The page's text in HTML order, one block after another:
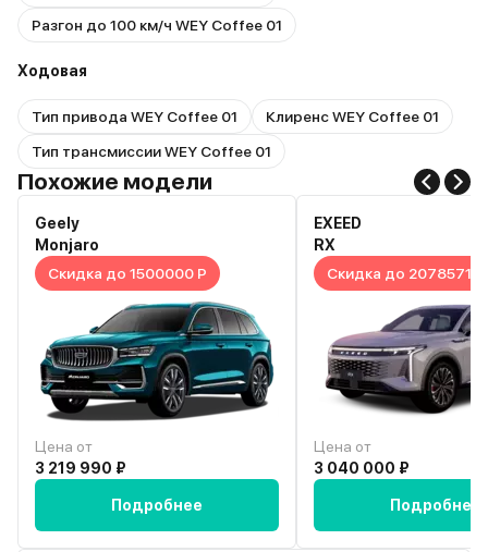
Разгон до 100 км/ч WEY Coffee 01
Ходовая
Тип привода WEY Coffee 01
Клиренс WEY Coffee 01
Тип трансмиссии WEY Coffee 01
Похожие модели
Geely
Monjaro
Скидка до 1500000 Р
Цена от
3 219 990 ₽
Подробнее
EXEED
RX
Скидка до 2078571 Р
Цена от
3 040 000 ₽
Подробнее